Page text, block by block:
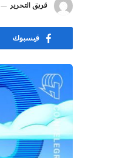
فريق التحرير
فيسبوك